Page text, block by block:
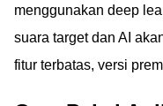
menggunakan deep
suara target dan AI
fitur terbatas, versi